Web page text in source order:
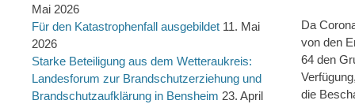
Da
von den
64 den
die
Mai 2026
Für den Katastrophenfall ausgebildet 11. Mai
2026
Starke Beteiligung aus dem Wetteraukreis:
Landesforum zur Brandschutzerziehung und
Brandschutzaufklärung in Bensheim 23. April